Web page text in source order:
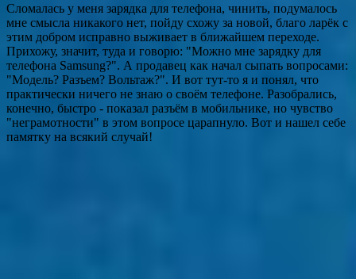
Сломалась у меня зарядка для телефона, чинить, подумалось
мне смысла никакого нет, пойду схожу за новой, благо ларёк с
этим добром исправно выживает в ближайшем переходе.
Прихожу, значит, туда и говорю: "Можно мне зарядку для
телефона Samsung?". А продавец как начал сыпать вопросами:
"Модель? Разъем? Вольтаж?". И вот тут-то я и понял, что
практически ничего не знаю о своём телефоне. Разобрались,
конечно, быстро - показал разъём в мобильнике, но чувство
"неграмотности" в этом вопросе царапнуло. Вот и нашел себе
памятку на всякий случай!